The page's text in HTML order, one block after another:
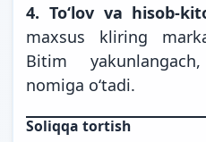
4. To‘lov va hisob-
maxsus kliring
Bitim
nomiga o‘tadi.
Soliqqa tortish